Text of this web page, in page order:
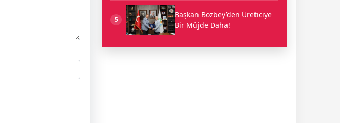
5
Başkan Bozbey’den Üreticiye
Bir Müjde Daha!